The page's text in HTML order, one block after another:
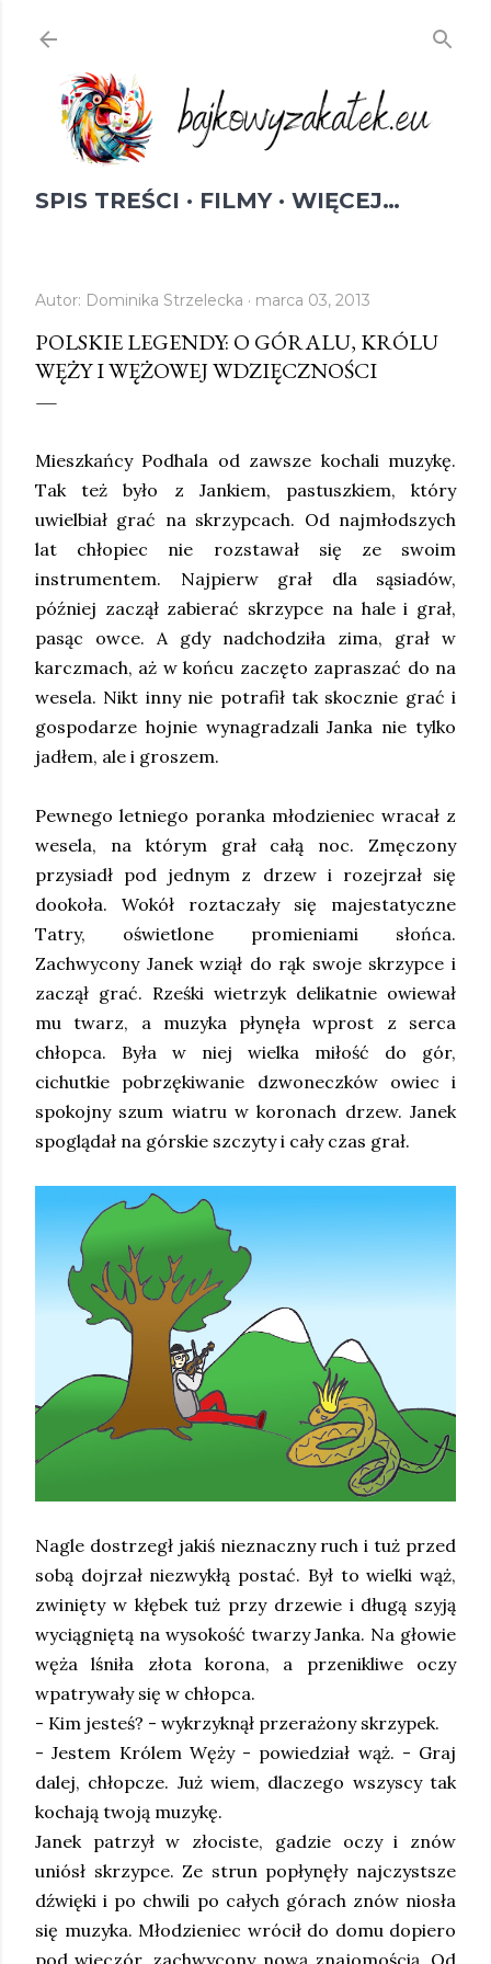
SPIS TREŚCI FILMY WIĘCEJ…
Autor: Dominika Strzelecka marca 03, 2013
POLSKIE LEGENDY: O GÓRALU, KRÓLU
WĘŻY I WĘŻOWEJ WDZIĘCZNOŚCI
Mieszkańcy Podhala od zawsze kochali muzykę.
Tak też było z Jankiem, pastuszkiem, który
uwielbiał grać na skrzypcach. Od najmłodszych
lat chłopiec nie rozstawał się ze swoim
instrumentem. Najpierw grał dla sąsiadów,
później zaczął zabierać skrzypce na hale i grał,
pasąc owce. A gdy nadchodziła zima, grał w
karczmach, aż w końcu zaczęto zapraszać do na
wesela. Nikt inny nie potrafił tak skocznie grać i
gospodarze hojnie wynagradzali Janka nie tylko
jadłem, ale i groszem.
Pewnego letniego poranka młodzieniec wracał z
wesela, na którym grał całą noc. Zmęczony
przysiadł pod jednym z drzew i rozejrzał się
dookoła. Wokół roztaczały się majestatyczne
Tatry, oświetlone promieniami słońca.
Zachwycony Janek wziął do rąk swoje skrzypce i
zaczął grać. Rześki wietrzyk delikatnie owiewał
mu twarz, a muzyka płynęła wprost z serca
chłopca. Była w niej wielka miłość do gór,
cichutkie pobrzękiwanie dzwoneczków owiec i
spokojny szum wiatru w koronach drzew. Janek
spoglądał na górskie szczyty i cały czas grał.
Nagle dostrzegł jakiś nieznaczny ruch i tuż przed
sobą dojrzał niezwykłą postać. Był to wielki wąż,
zwinięty w kłębek tuż przy drzewie i długą szyją
wyciągniętą na wysokość twarzy Janka. Na głowie
węża lśniła złota korona, a przenikliwe oczy
wpatrywały się w chłopca.
- Kim jesteś? - wykrzyknął przerażony skrzypek.
- Jestem Królem Węży - powiedział wąż. - Graj
dalej, chłopcze. Już wiem, dlaczego wszyscy tak
kochają twoją muzykę.
Janek patrzył w złociste, gadzie oczy i znów
uniósł skrzypce. Ze strun popłynęły najczystsze
dźwięki i po chwili po całych górach znów niosła
się muzyka. Młodzieniec wrócił do domu dopiero
pod wieczór, zachwycony nową znajomością. Od